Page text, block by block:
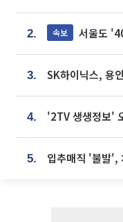
2. 속보 서울도
3.
4.
5. 입추매직 '불발',